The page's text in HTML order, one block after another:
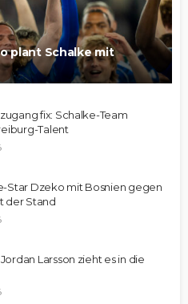
plant Schalke mit
fix: Schalke-Team
Talent
Star Dzeko mit Bosnien gegen
der Stand
Larsson zieht es in die